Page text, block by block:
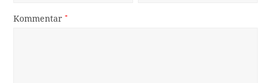
Kommentar*